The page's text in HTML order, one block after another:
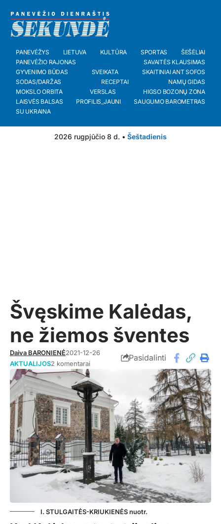
PANEVĖŽYS LIETUVA KULTŪRA SPORTAS
ŠEŠĖLIAI
PANEVĖŽIO RAJONAS
SAVAITĖS KLAUSIMAS
GYVENIMO BŪDAS
SVEIKATA
SKAITINIAI ANT SOFOS
SODAS/DARŽAS
RECEPTAI
NAMŲ GIDAS
MOKSLO ORBITA
VERSLAS
HIGSO BOZONŲ ZONA
LAISVĖS BALSAS
PROFILIS_JAUNI
SAUGUMO BAROMETRAS
SU UKRAINA
2026 rugpjūčio 8 d. • Šeštadienis
Švęskime Kalėdas,
ne žiemos šventes
Daiva BARONIENĖ2021-12-26
AKTUALIJOS2 komentarai
Pasidalinti
I. STULGAITĖS-KRIUKIENĖS nuotr.